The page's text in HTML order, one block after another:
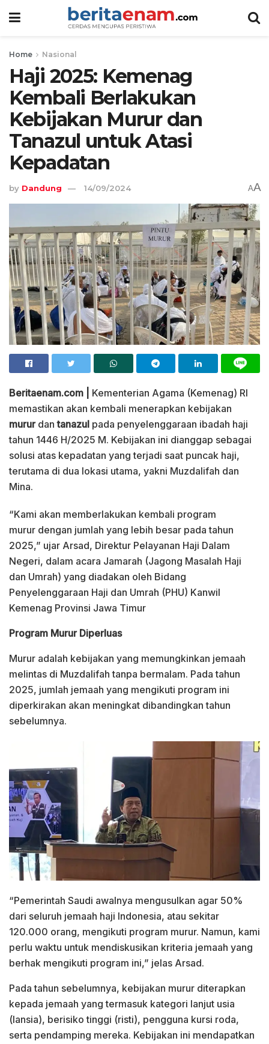
Home Nasional
Haji 2025: Kemenag
Kembali Berlakukan
Kebijakan Murur dan
Tanazul untuk Atasi
Kepadatan
by Dandung 14/09/2024 AA
Beritaenam.com |
Kementerian Agama (Kemenag) RI
memastikan akan kembali menerapkan kebijakan
mururdantanazul pada penyelenggaraan ibadah haji
tahun 1446 H/2025 M. Kebijakan ini dianggap sebagai
solusi atas kepadatan yang terjadi saat puncak haji,
terutama di dua lokasi utama, yakni Muzdalifah dan
Mina.
“Kami akan memberlakukan kembali program
murur dengan jumlah yang lebih besar pada tahun
2025,” ujar Arsad, Direktur Pelayanan Haji Dalam
Negeri, dalam acara Jamarah (Jagong Masalah Haji
dan Umrah) yang diadakan oleh Bidang
Penyelenggaraan Haji dan Umrah (PHU) Kanwil
Kemenag Provinsi Jawa Timur
Program Murur Diperluas
Murur adalah kebijakan yang memungkinkan jemaah
melintas di Muzdalifah tanpa bermalam. Pada tahun
2025, jumlah jemaah yang mengikuti program ini
diperkirakan akan meningkat dibandingkan tahun
sebelumnya.
“Pemerintah Saudi awalnya mengusulkan agar 50%
dari seluruh jemaah haji Indonesia, atau sekitar
120.000 orang, mengikuti program murur. Namun, kami
perlu waktu untuk mendiskusikan kriteria jemaah yang
berhak mengikuti program ini,” jelas Arsad.
Pada tahun sebelumnya, kebijakan murur diterapkan
kepada jemaah yang termasuk kategori lanjut usia
(lansia), berisiko tinggi (risti), pengguna kursi roda,
serta pendamping mereka. Kebijakan ini mendapatkan